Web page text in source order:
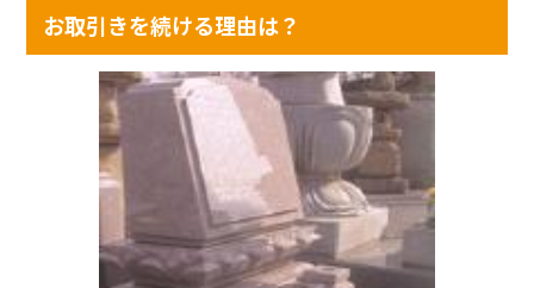
お取引きを続ける理由は？